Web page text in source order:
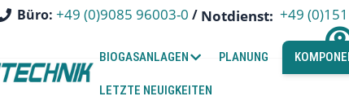
Büro: +49 (0)9085 96003-0 / Notdienst: +49
BIOGASANLAGEN PLANUNG
LETZTE NEUIGKEITEN